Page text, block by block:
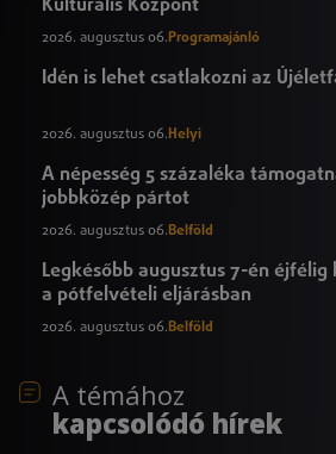
Kulturális Központ
2026. augusztus 06. Programajánló
Idén is lehet csatlakozni az
2026. augusztus 06. Helyi
A népesség 5 százaléka
jobbközép pártot
2026. augusztus 06.Belföld
Legkésőbb augusztus 7-én
a pótfelvételi eljárásban
2026. augusztus 06.Belföld
A témához
kapcsolódó hírek